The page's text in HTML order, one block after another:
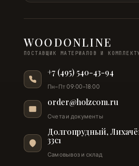
WOODONLINE
ПОСТАВЩИК МАТЕРИАЛОВ И
+7 (495) 540-43-94
Пн–Пт 09:00–18:00
order@holzcom.ru
Счета и документы
Долгопрудный,
33с1
Самовывоз и склад